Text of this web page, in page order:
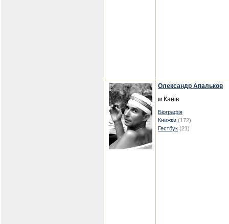
Олександр Апальков
м.Канів
Біографія
Книжки (172)
Гестбук (21)